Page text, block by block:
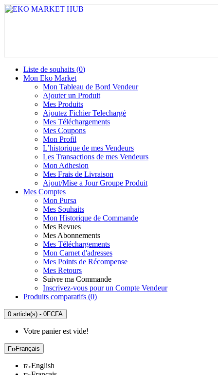
Liste de souhaits (0)
Mon Eko Market
Mon Tableau de Bord Vendeur
Ajouter un Produit
Mes Produits
Ajoutez Fichier Telechargé
Mes Téléchargements
Mes Coupons
Mon Profil
L’historique de mes Vendeurs
Les Transactions de mes Vendeurs
Mon Adhesion
Mes Frais de Livraison
Ajout/Mise a Jour Groupe Produit
Mes Comptes
Mon Pursa
Mes Souhaits
Mon Historique de Commande
Mes Revues
Mes Abonnements
Mes Téléchargements
Mon Carnet d'adresses
Mes Points de Récompense
Mes Retours
Suivre ma Commande
Inscrivez-vous pour un Compte Vendeur
Produits comparatifs (0)
0 article(s) - 0FCFA
Votre panier est vide!
Français
English